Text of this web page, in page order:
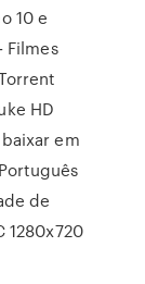
10 e
Filmes
HD
em
de
1280x720